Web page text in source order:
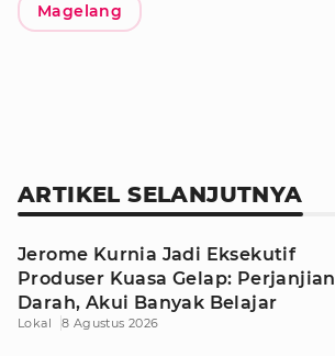
Magelang
ARTIKEL SELANJUTNYA
Jerome Kurnia Jadi Eksekutif
Produser Kuasa Gelap: Perjanjian
Darah, Akui Banyak Belajar
Lokal 8 Agustus 2026